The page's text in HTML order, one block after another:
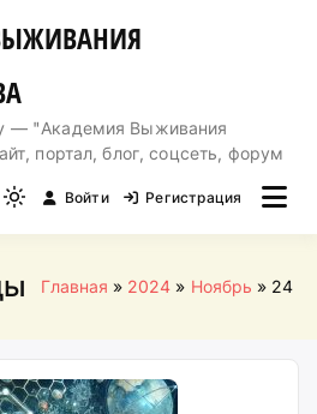
— "Академия Выживания
портал, блог, соцсеть, форум
Light
mode
to
dark)
Войти Регистрация
Главная 2024 Ноябрь 24